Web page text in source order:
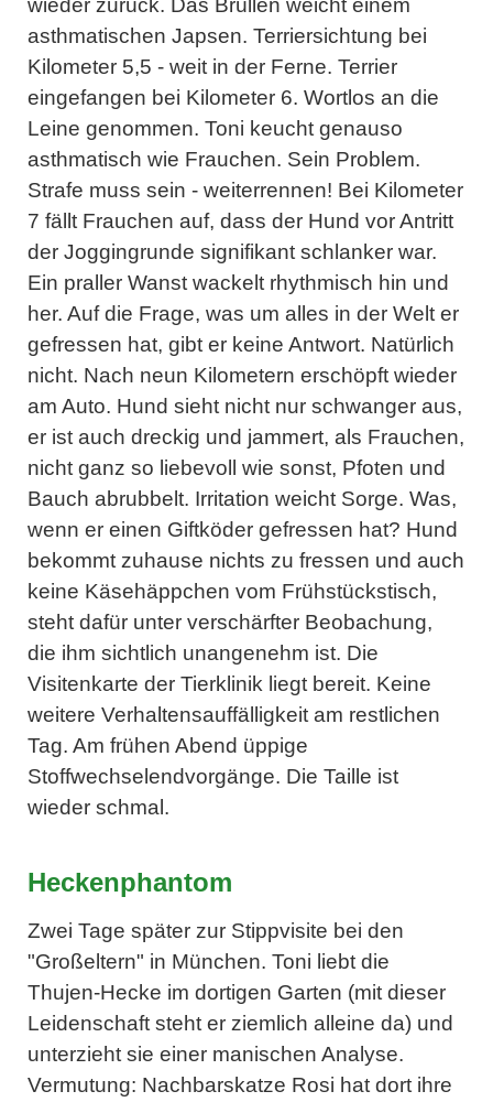
wieder zurück. Das Brüllen weicht einem
asthmatischen Japsen. Terriersichtung bei
Kilometer 5,5 - weit in der Ferne. Terrier
eingefangen bei Kilometer 6. Wortlos an die
Leine genommen. Toni keucht genauso
asthmatisch wie Frauchen. Sein Problem.
Strafe muss sein - weiterrennen! Bei Kilometer
7 fällt Frauchen auf, dass der Hund vor Antritt
der Joggingrunde signifikant schlanker war.
Ein praller Wanst wackelt rhythmisch hin und
her. Auf die Frage, was um alles in der Welt er
gefressen hat, gibt er keine Antwort. Natürlich
nicht. Nach neun Kilometern erschöpft wieder
am Auto. Hund sieht nicht nur schwanger aus,
er ist auch dreckig und jammert, als Frauchen,
nicht ganz so liebevoll wie sonst, Pfoten und
Bauch abrubbelt. Irritation weicht Sorge. Was,
wenn er einen Giftköder gefressen hat? Hund
bekommt zuhause nichts zu fressen und auch
keine Käsehäppchen vom Frühstückstisch,
steht dafür unter verschärfter Beobachung,
die ihm sichtlich unangenehm ist. Die
Visitenkarte der Tierklinik liegt bereit. Keine
weitere Verhaltensauffälligkeit am restlichen
Tag. Am frühen Abend üppige
Stoffwechselendvorgänge. Die Taille ist
wieder schmal.
Heckenphantom
Zwei Tage später zur Stippvisite bei den
"Großeltern" in München. Toni liebt die
Thujen-Hecke im dortigen Garten (mit dieser
Leidenschaft steht er ziemlich alleine da) und
unterzieht sie einer manischen Analyse.
Vermutung: Nachbarskatze Rosi hat dort ihre